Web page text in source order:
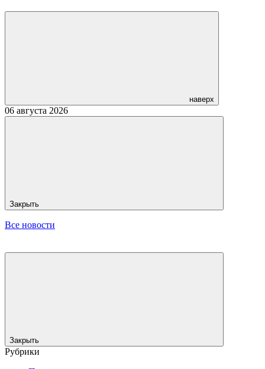
наверх
06 августа 2026
Закрыть
Все новости
Закрыть
Рубрики